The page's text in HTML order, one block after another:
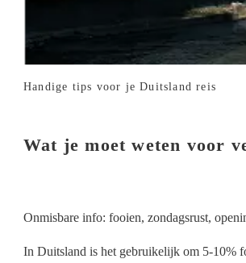
Handige tips voor je Duitsland reis
Wat je moet weten voor
Onmisbare info: fooien, zondagsrust,
In Duitsland is het gebruikelijk om 5-10%